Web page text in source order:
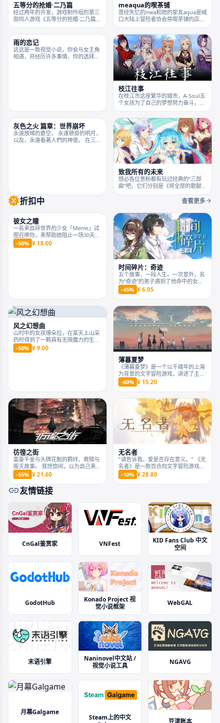
五等分的抢婚·二乃篇
经过两年的开发，游戏制作组的第三
部同人游戏《五等分的抢婚·二乃篇》
现已开发完成，于今日免费发布~！
二乃篇游戏时长不到一个小时，为，
多结局，支持平台为手机安卓端与电
脑端。结局末尾会有游戏视频。推荐
先游玩前作《五等分的抢婚·三玖篇》
更有助于......
meaqua的喫茶铺
曾经失忆的mea和她的挚友aqua是缄
口大陆上冒险者协会旁喫茶铺的店
员，在那里，她们遇到了形形色色的
人，在休闲中与他们聊天，时不时也
会有人生咨询。在与他们的交流中，
逐渐对这个世界产生更深的了解。随
着一件意外的发生让整个事情再次发
生了改变。事情愈发扑朔迷离，一直
笼罩在mea的心头未知的恐惧感变得
越来越深。心中的第六感告诉她，有
什么大事情要发生......
决定故事最终的结局。
枝江往事
在枝江市这座繁华的城市，A-Soul五
个女孩为了自己的梦想努力奋斗，为
了朋友，为了梦想，为了一切未来所
方，最终和粉丝们一同走向明天的励
志故事。
之下，世界理應平穩運作。 於舞台之
上，世界確實平穩有序。 ​ 但是—— ​
「不對不對，不應該是這樣的。」 ​
某個時刻，神宣告了世界的毀滅。 幸
福的日子，與不幸福的每天， 皆是時
候結束了。 ​ ……大概是這樣的日常故
事？
致我所有的未来
想必各位葱粉都有玩过经典的“三部
曲”吧，它们分别是《将全部的歌献给
未来的你》、《铃音之歌、初音之
声》、《注视着你眼瞳里未来的歌
制作的同人被国内大大们汉化搬运到
国内后，给了我们葱粉很多的感动。
这次呢，虽然我们没......
折扣中 查看更多
战斗风格，更会影响少女的性格，让
这个故事走向不同的结局。
时间碎片：奇迹
五个故事，一段人生。一次意外，名
为“奇迹”的男子遇到了他命中的女
子，从此人生的轨迹发生了改变。十
年，在散落的时间碎片中，一起见证
只属于他的珍贵回忆。
-45% ¥ 6.05
风之幻想曲
山村中的女孩珊朵拉，在某天上山采
药时得到了一颗具有无限魔力的生命
宝石。但是当她回到村子却发现，全
村村民都被残忍杀害。为了拯救自己
-50% ¥ 9.00
薄暮夏梦
《薄暮夏梦》是一个以千禧年的上海
为背景的文字冒险游戏，讲述了主角
屠百川在十二个夏日内所经历的种种
「异常」……在探寻真相的过程中，
他又是否能够抓住这仅有的机会，
「修复」这一切？
-60% ¥ 15.20
彷徨之街
富豪千金与头牌花魁的羁绊、救赎与
毁灭故事。 我恍惚间，以为自己来到
了地狱。 但此处并非别处，正是人
间。 世界似乎在重新回到正轨，整个
城市都在我父母的白石集团的控制之
下。 而我作为他们的女儿，也不例
情，这最终的目的是成为他们的商业
帝国的继承者。 可这并不是我所想要
的生活。 在一个契机之下，我打算做
一件不在计划板上的事情。 我来到了
这座城市中最奢华的女同性恋风俗店
――九霄，在那里，我遇到了四位将
改变我今后人生的美人。 那时的我不
明白，我已然踏上一条走向人间地狱
的路。
-55% ¥ 21.60
无名者
"请告诉我，爱是否存在意义。" 《无
名者》是一款百合向文字冒险游戏。
追随少女们的足迹，在失落的城市中
寻找神明的踪迹，探寻埋藏在过往之
-10% ¥ 28.80
友情链接
CnGal鉴赏家 VNFest
KID Fans Club 中文
空间
GodotHub
Konado Project 视
觉小说框架
WebGAL
末语引擎
Naninovel中文站 /
视觉小说工具
NGAVG
月幕Galgame
Steam上的中文
豆津账本